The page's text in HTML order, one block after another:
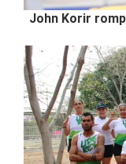
John Korir